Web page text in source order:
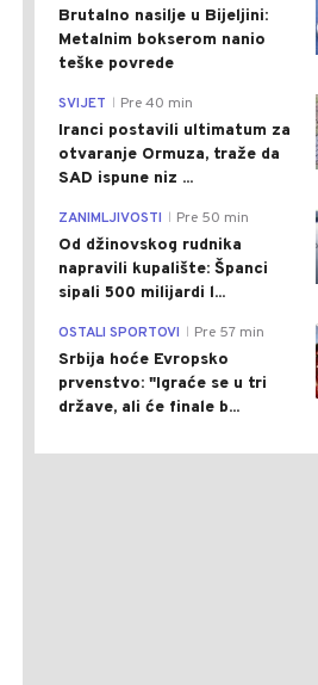
Brutalno nasilje u Bijeljini:
Metalnim bokserom nanio
teške povrede
SVIJET Pre 40 min
Iranci postavili ultimatum za
otvaranje Ormuza, traže da
SAD ispune niz ...
ZANIMLJIVOSTI Pre 50 min
Od džinovskog rudnika
napravili kupalište: Španci
sipali 500 milijardi l...
OSTALI SPORTOVI Pre 57 min
Srbija hoće Evropsko
prvenstvo: "Igraće se u tri
države, ali će finale b...